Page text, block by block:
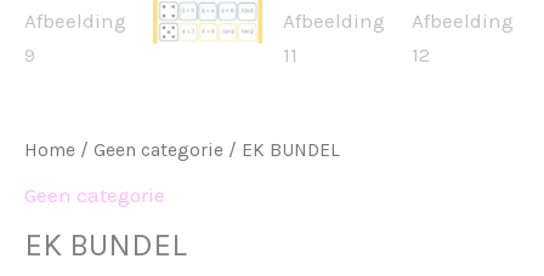
Home / Geen categorie / EK BUNDEL
Geen categorie
EK BUNDEL